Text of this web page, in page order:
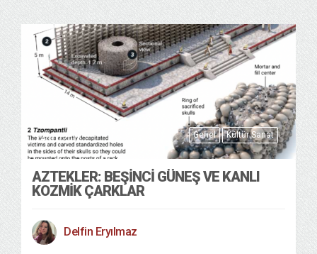
Genel Kültür Sanat
24/01/2026
AZTEKLER: BEŞINCI GÜNEŞ VE KANLI
KOZMIK ÇARKLAR
Delfin Eryılmaz